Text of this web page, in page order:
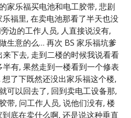
家乐福买电池和电工胶带, 悲剧
福里, 在卖电池那看了半天也没
边的工作人员, 人直接说没有,
生意的么… 再次 BS 家乐福坑爹
下去, 走到二楼的时候我说看看
有, 果然走到一楼看到一个修表
了下既然还没出家乐福这个楼,
可以回去了, 回到卖电工设备那,
带, 问工作人员, 说他们没有, 楼
底在卖什么啊, 还是说这种垂直